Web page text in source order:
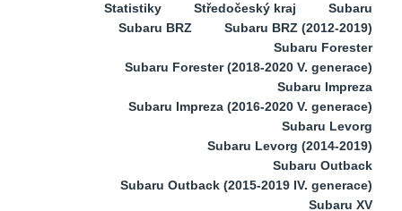
Statistiky
Středočeský kraj
Subaru
Subaru BRZ
Subaru BRZ (2012-2019)
Subaru Forester
Subaru Forester (2018-2020 V. generace)
Subaru Impreza
Subaru Impreza (2016-2020 V. generace)
Subaru Levorg
Subaru Levorg (2014-2019)
Subaru Outback
Subaru Outback (2015-2019 IV. generace)
Subaru XV